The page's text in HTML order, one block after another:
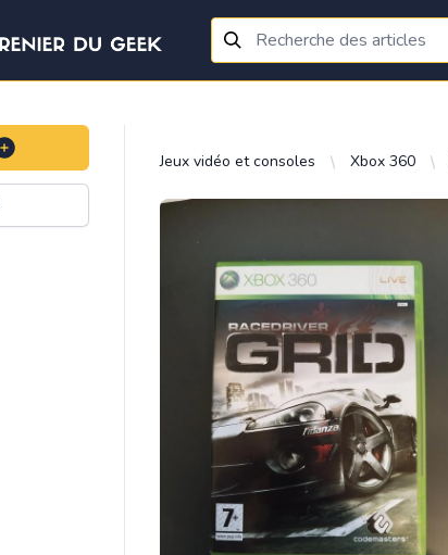
Jeux vidéo et consoles Xbox 360